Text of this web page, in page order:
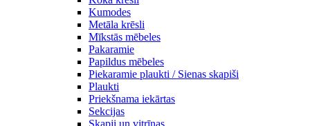
Kumodes
Metāla krēsli
Mīkstās mēbeles
Pakaramie
Papildus mēbeles
Piekaramie plaukti / Sienas skapiši
Plaukti
Priekšnama iekārtas
Sekcijas
Skapji un vitrīnas